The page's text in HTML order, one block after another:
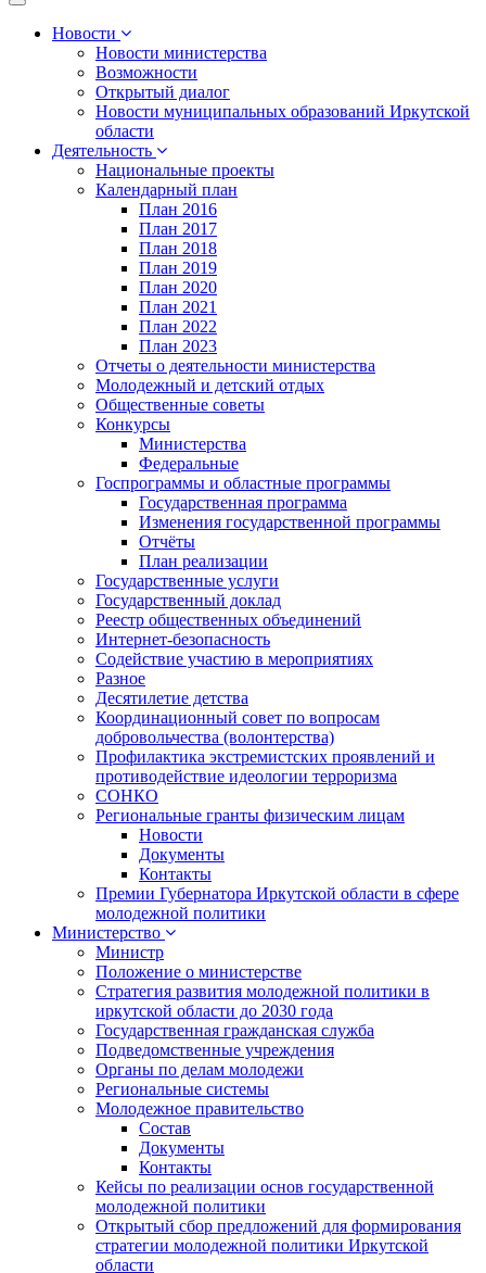
Toggle
navigationНовости
Новости министерства
Возможности
Открытый диалог
Новости муниципальных образований Иркутской
области
Деятельность
Национальные проекты
Календарный план
План 2016
План 2017
План 2018
План 2019
План 2020
План 2021
План 2022
План 2023
Отчеты о деятельности министерства
Молодежный и детский отдых
Общественные советы
Конкурсы
Министерства
Федеральные
Госпрограммы и областные программы
Государственная программа
Изменения государственной программы
Отчёты
План реализации
Государственные услуги
Государственный доклад
Реестр общественных объединений
Интернет-безопасность
Содействие участию в мероприятиях
Разное
Десятилетие детства
Координационный совет по вопросам
добровольчества (волонтерства)
Профилактика экстремистских проявлений и
противодействие идеологии терроризма
СОНКО
Региональные гранты физическим лицам
Новости
Документы
Контакты
Премии Губернатора Иркутской области в сфере
молодежной политики
Министерство
Министр
Положение о министерстве
Стратегия развития молодежной политики в
иркутской области до 2030 года
Государственная гражданская служба
Подведомственные учреждения
Органы по делам молодежи
Региональные системы
Молодежное правительство
Состав
Документы
Контакты
Кейсы по реализации основ государственной
молодежной политики
Открытый сбор предложений для формирования
стратегии молодежной политики Иркутской
области